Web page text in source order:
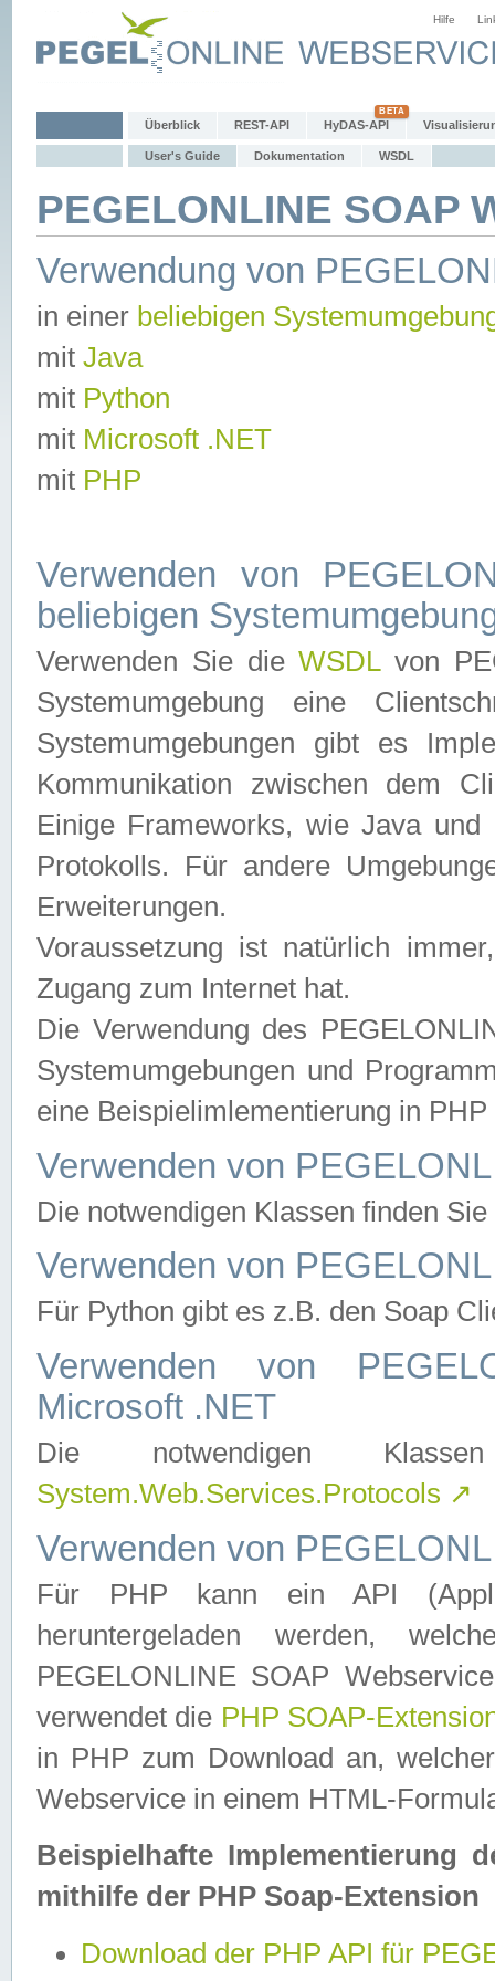
Hilfe
Überblick REST-API HyDAS-API
User's Guide Dokumentation WSDL
PEGELONLINE SOAP
Verwendung von
in einer beliebigen
mit Java
mit Python
mit Microsoft .NET
mit PHP
Verwenden von
beliebigen
Verwenden Sie dieWSDLvon
Systemumgebung eine
Systemumgebungen gibt es
Kommunikation zwischen dem
Einige Frameworks, wie Java
Protokolls. Für andere
Erweiterungen.
Voraussetzung ist natürlich
Zugang zum Internet hat.
Die Verwendung des
Systemumgebungen und
eine Beispielimlementierung in
Verwenden von
Die notwendigen Klassen finden
Verwenden von
Für Python gibt es z.B. den Soap
Verwenden von
Microsoft .NET
Die notwendigen
System.Web.Services.Protocols ↗
Verwenden von
Für PHP kann ein API
heruntergeladen werden,
PEGELONLINE SOAP
verwendet die PHP SOAP-
in PHP zum Download an,
Webservice in einem HTML-
Beispielhafte Implementierung
mithilfe der PHP Soap-Extension
Download der PHP API für